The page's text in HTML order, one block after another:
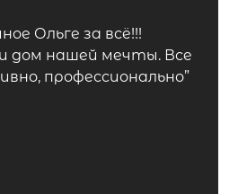
Ольге за всё!!!
дом нашей мечты. Все
профессионально”